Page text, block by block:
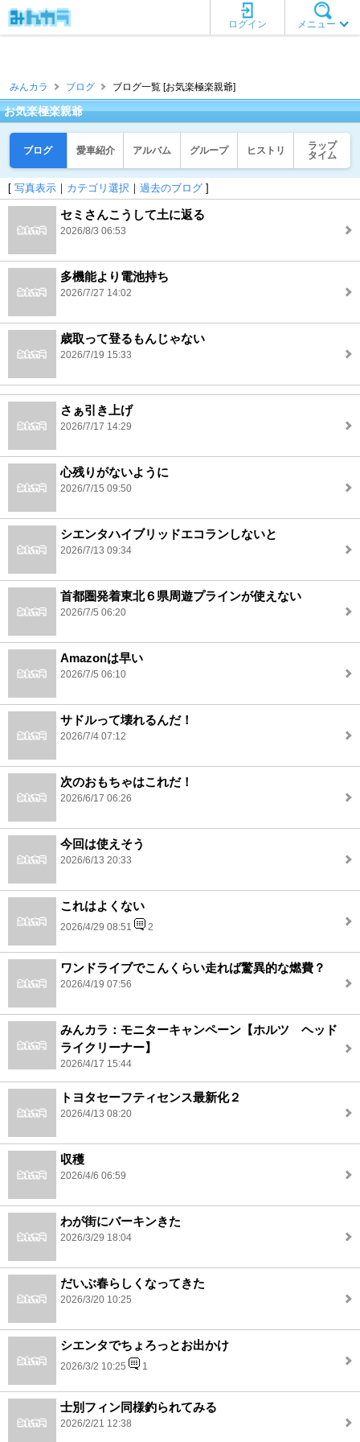
メニュー
ログイン
みんカラ ブログ ブログ一覧 [お気楽極楽親爺]
お気楽極楽親爺
ブログ 愛車紹介 アルバム グループ ヒストリ
ラップ
タイム
[ 写真表示 ｜ カテゴリ選択 ｜ 過去のブログ ]
セミさんこうして土に返る
2026/8/3 06:53
多機能より電池持ち
2026/7/27 14:02
歳取って登るもんじゃない
2026/7/19 15:33
さぁ引き上げ
2026/7/17 14:29
心残りがないように
2026/7/15 09:50
シエンタハイブリッドエコランしないと
2026/7/13 09:34
首都圏発着東北６県周遊プラインが使えない
2026/7/5 06:20
Amazonは早い
2026/7/5 06:10
サドルって壊れるんだ！
2026/7/4 07:12
次のおもちゃはこれだ！
2026/6/17 06:26
今回は使えそう
2026/6/13 20:33
これはよくない
2026/4/29 08:51 2
ワンドライブでこんくらい走れば驚異的な燃費？
2026/4/19 07:56
みんカラ：モニターキャンペーン【ホルツ ヘッド
ライクリーナー】
2026/4/17 15:44
トヨタセーフティセンス最新化２
2026/4/13 08:20
収穫
2026/4/6 06:59
わが街にバーキンきた
2026/3/29 18:04
だいぶ春らしくなってきた
2026/3/20 10:25
シエンタでちょろっとお出かけ
2026/3/2 10:25 1
士別フィン同様釣られてみる
2026/2/21 12:38